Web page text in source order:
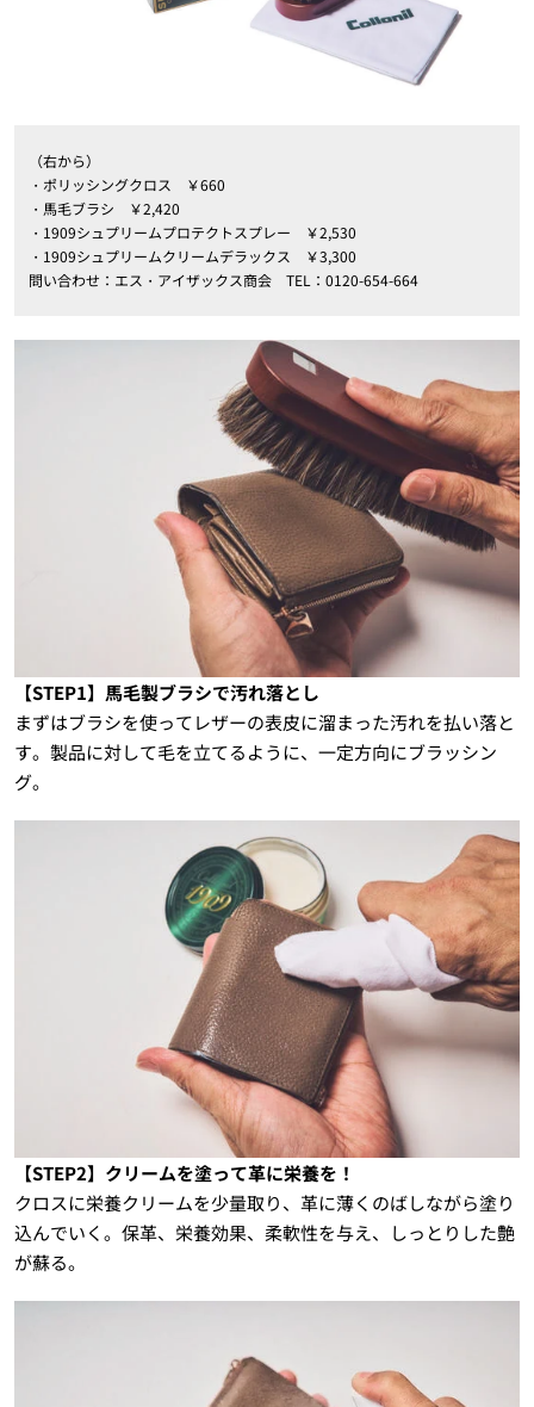
（右から）
・ポリッシングクロス ￥660
・馬毛ブラシ ￥2,420
・1909シュプリームプロテクトスプレー ￥2,530
・1909シュプリームクリームデラックス ￥3,300
問い合わせ：エス・アイザックス商会 TEL：0120-654-664
【STEP1】馬毛製ブラシで汚れ落とし
まずはブラシを使ってレザーの表皮に溜まった汚れを払い落と
す。製品に対して毛を立てるように、一定方向にブラッシン
グ。
【STEP2】クリームを塗って革に栄養を！
クロスに栄養クリームを少量取り、革に薄くのばしながら塗り
込んでいく。保革、栄養効果、柔軟性を与え、しっとりした艶
が蘇る。